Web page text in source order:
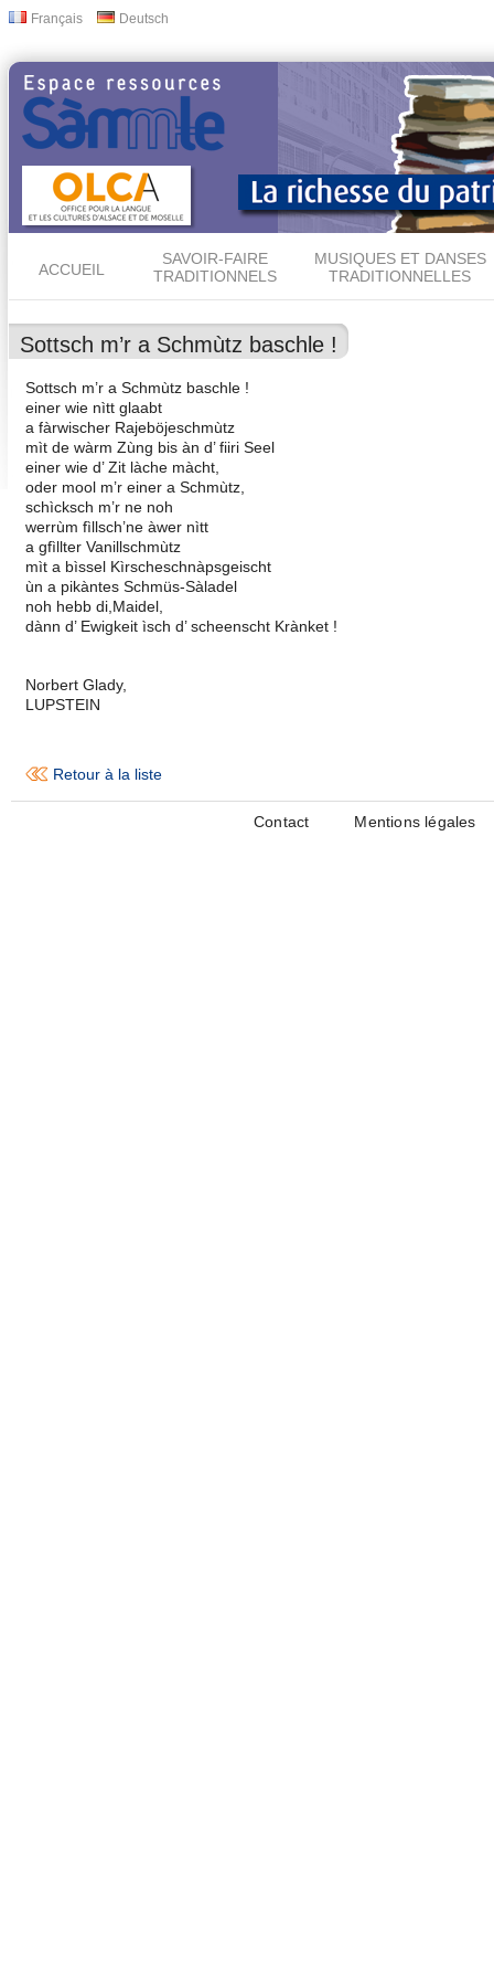
Français Deutsch
ACCUEIL
SAVOIR-FAIRE
TRADITIONNELS
MUSIQUES ET DANSES
TRADITIONNELLES
Sottsch m’r a Schmùtz baschle !
Sottsch m’r a Schmùtz baschle !
einer wie nìtt glaabt
a fàrwischer Rajeböjeschmùtz
mìt de wàrm Zùng bis àn d’ fiiri Seel
einer wie d’ Zit làche màcht,
oder mool m’r einer a Schmùtz,
schìcksch m’r ne noh
werrùm fìllsch’ne àwer nìtt
a gfìllter Vanillschmùtz
mìt a bìssel Kìrscheschnàpsgeischt
ùn a pikàntes Schmüs-Sàladel
noh hebb di,Maidel,
dànn d’ Ewigkeit ìsch d’ scheenscht Krànket !
Norbert Glady,
LUPSTEIN
Retour à la liste
Contact Mentions légales